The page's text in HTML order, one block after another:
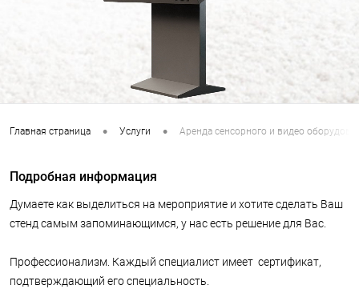
Главная страница • Услуги • Аренда сенсорного и видео
Подробная информация
Думаете как выделиться на мероприятие и хотите сделать Ваш
стенд самым запоминающимся, у нас есть решение для Вас.
Профессионализм. Каждый специалист имеет сертификат,
подтверждающий его специальность.